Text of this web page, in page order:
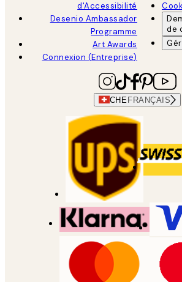
d'Accessibilité
Desenio Ambassador
Programme
Art Awards
Connexion (Entreprise)
de
CHE FRANÇAIS